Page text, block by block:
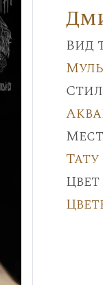
Вид
Цвет